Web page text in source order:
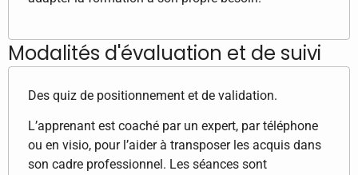
Modalités d'évaluation et de suivi
Des quiz de positionnement et de validation.
L’apprenant est coaché par un expert, par téléphone
ou en visio, pour l’aider à transposer les acquis dans
son cadre professionnel. Les séances sont